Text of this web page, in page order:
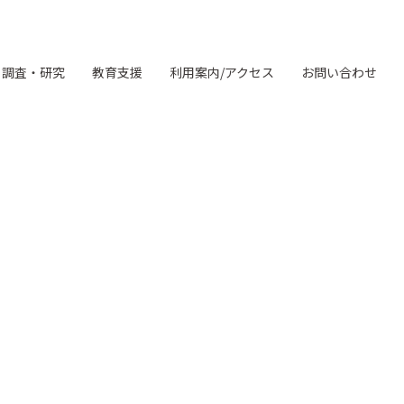
調査・研究 教育支援 利用案内/アクセス お問い合わせ